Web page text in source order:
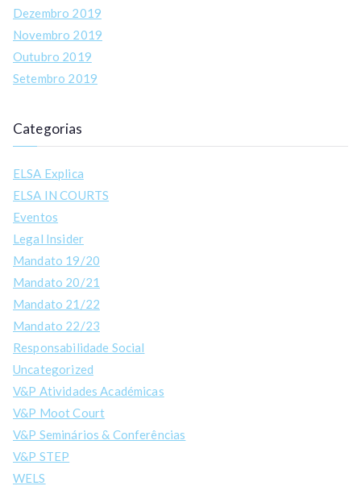
Dezembro 2019
Novembro 2019
Outubro 2019
Setembro 2019
Categorias
ELSA Explica
ELSA IN COURTS
Eventos
Legal Insider
Mandato 19/20
Mandato 20/21
Mandato 21/22
Mandato 22/23
Responsabilidade Social
Uncategorized
V&P Atividades Académicas
V&P Moot Court
V&P Seminários & Conferências
V&P STEP
WELS